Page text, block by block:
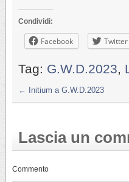
Condividi:
Facebook Twitter
Tag: G.W.D.2023,
← Initium a G.W.D.2023
Lascia un
Commento